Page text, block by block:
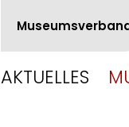
AKTUELLES